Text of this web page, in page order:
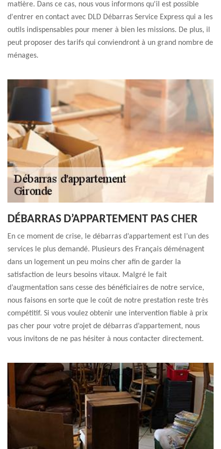
matière. Dans ce cas, nous vous informons qu'il est possible
d'entrer en contact avec DLD Débarras Service Express qui a les
outils indispensables pour mener à bien les missions. De plus, il
peut proposer des tarifs qui conviendront à un grand nombre de
ménages.
DÉBARRAS D’APPARTEMENT PAS CHER
En ce moment de crise, le débarras d’appartement est l’un des
services le plus demandé. Plusieurs des Français déménagent
dans un logement un peu moins cher afin de garder la
satisfaction de leurs besoins vitaux. Malgré le fait
d’augmentation sans cesse des bénéficiaires de notre service,
nous faisons en sorte que le coût de notre prestation reste très
compétitif. Si vous voulez obtenir une intervention fiable à prix
pas cher pour votre projet de débarras d’appartement, nous
vous invitons de ne pas hésiter à nous contacter directement.